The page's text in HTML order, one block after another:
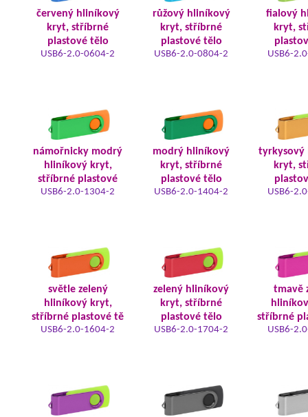
červený hliníkový
kryt, stříbrné
plastové tělo
USB6-2.0-0604-2
růžový hliníkový
kryt, stříbrné
plastové tělo
USB6-2.0-0804-2
fialový
kryt,
USB6-
námořnicky modrý
hliníkový kryt,
stříbrné plastové
USB6-2.0-1304-2
modrý hliníkový
kryt, stříbrné
plastové tělo
USB6-2.0-1404-2
tyrkysový
kryt,
USB6-
světle zelený
hliníkový kryt,
stříbrné plastové tě
USB6-2.0-1604-2
zelený hliníkový
kryt, stříbrné
plastové tělo
USB6-2.0-1704-2
tmavě
stříbrné
USB6-